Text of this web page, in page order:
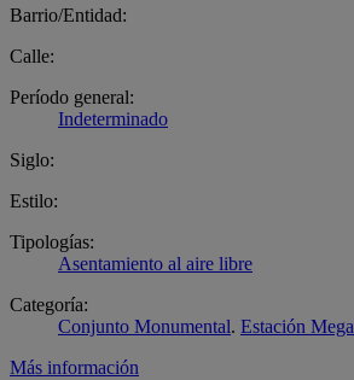
Barrio/Entidad:
Calle:
Período general:
Indeterminado
Siglo:
Estilo:
Tipologías:
Asentamiento al aire libre
Categoría:
Conjunto Monumental. Estación
Más información